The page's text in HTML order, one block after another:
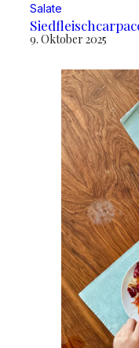
Salate
9. Oktober 2025